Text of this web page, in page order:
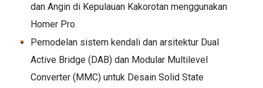
dan Angin di Kepulauan Kakorotan menggunakan
Homer Pro.
Pemodelan sistem kendali dan arsitektur Dual
Active Bridge (DAB) dan Modular Multilevel
Converter (MMC) untuk Desain Solid State